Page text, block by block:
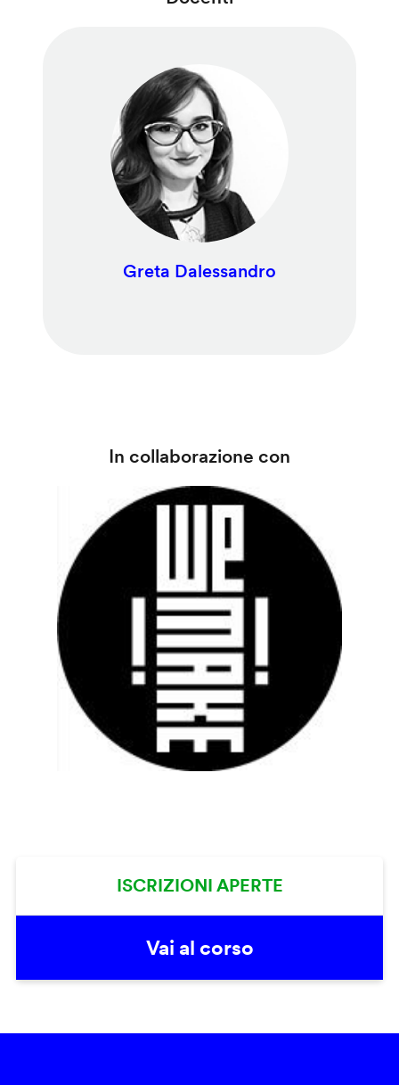
Greta Dalessandro
In collaborazione con
ISCRIZIONI APERTE
Vai al corso